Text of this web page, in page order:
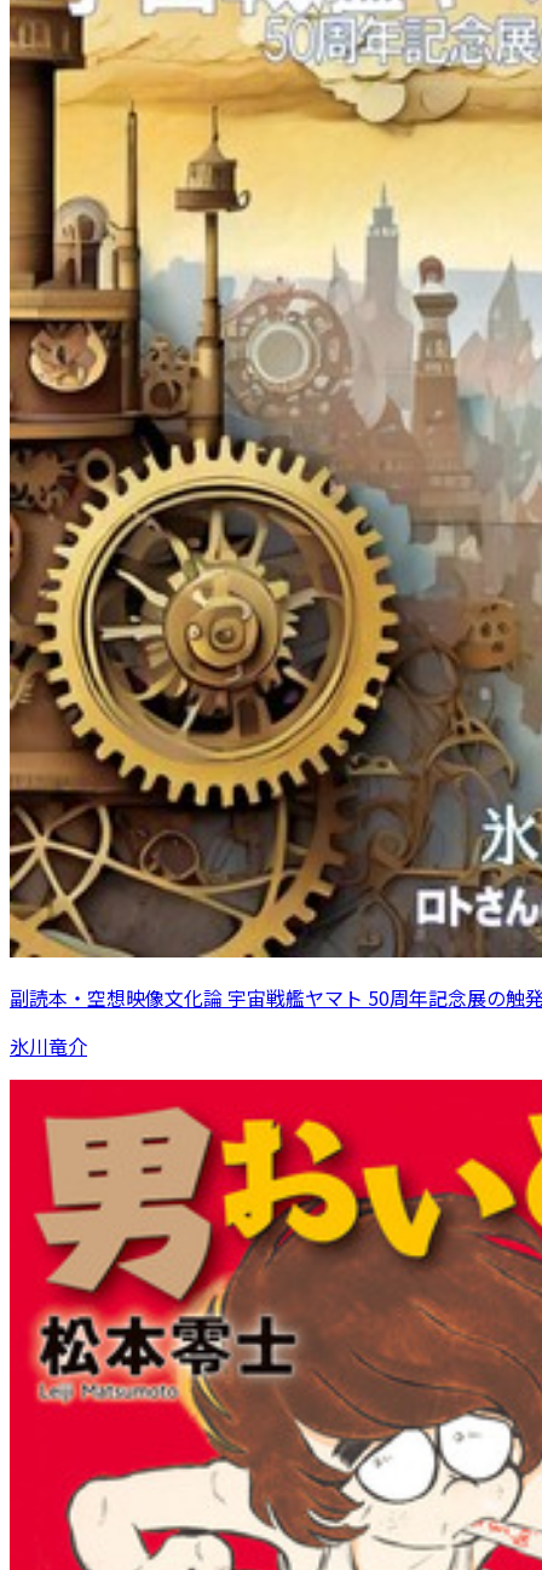
副読本・空想映像文化論 宇宙戦艦ヤマト 50周年記念展の触
氷川竜介